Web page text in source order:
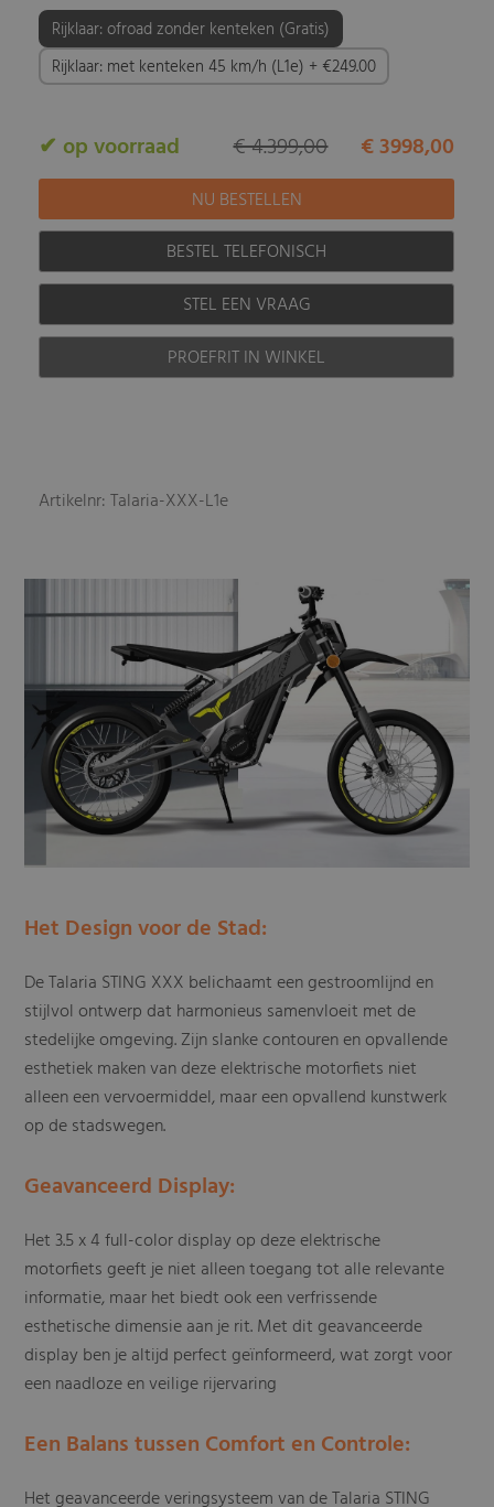
Rijklaar: ofroad zonder kenteken (Gratis)
Rijklaar: met kenteken 45 km/h (L1e) + €249.00
✔ op voorraad € 3998,00
€ 4.399,00
BESTEL TELEFONISCH
STEL EEN VRAAG
PROEFRIT IN WINKEL
Artikelnr: Talaria-XXX-L1e
Het Design voor de Stad:
De Talaria STING XXX belichaamt een gestroomlijnd en
stijlvol ontwerp dat harmonieus samenvloeit met de
stedelijke omgeving. Zijn slanke contouren en opvallende
esthetiek maken van deze elektrische motorfiets niet
alleen een vervoermiddel, maar een opvallend kunstwerk
op de stadswegen.
Geavanceerd Display:
Het 3.5 x 4 full-color display op deze elektrische
motorfiets geeft je niet alleen toegang tot alle relevante
informatie, maar het biedt ook een verfrissende
esthetische dimensie aan je rit. Met dit geavanceerde
display ben je altijd perfect geïnformeerd, wat zorgt voor
een naadloze en veilige rijervaring
Een Balans tussen Comfort en Controle:
Het geavanceerde veringsysteem van de Talaria STING